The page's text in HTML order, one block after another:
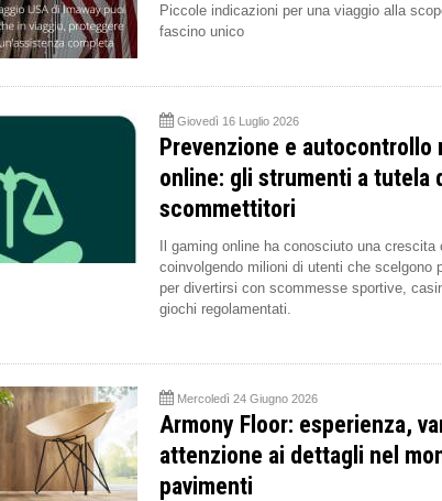
Piccole indicazioni per una viaggio alla
fascino unico
Giovedì 16 Luglio 2026
Prevenzione e autocontrollo
online: gli strumenti a tutela
scommettitori
Il gaming online ha conosciuto una crescita
coinvolgendo milioni di utenti che scelgono
per divertirsi con scommesse sportive,
giochi regolamentati.
Mercoledì 24 Giugno 2026
Armony Floor: esperienza,
attenzione ai dettagli nel
pavimenti